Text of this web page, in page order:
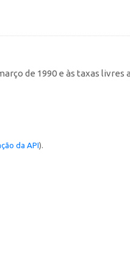
de 1990 e às taxas livres
da API).